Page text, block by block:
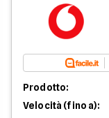
Prodotto:
Velocità (fino a):